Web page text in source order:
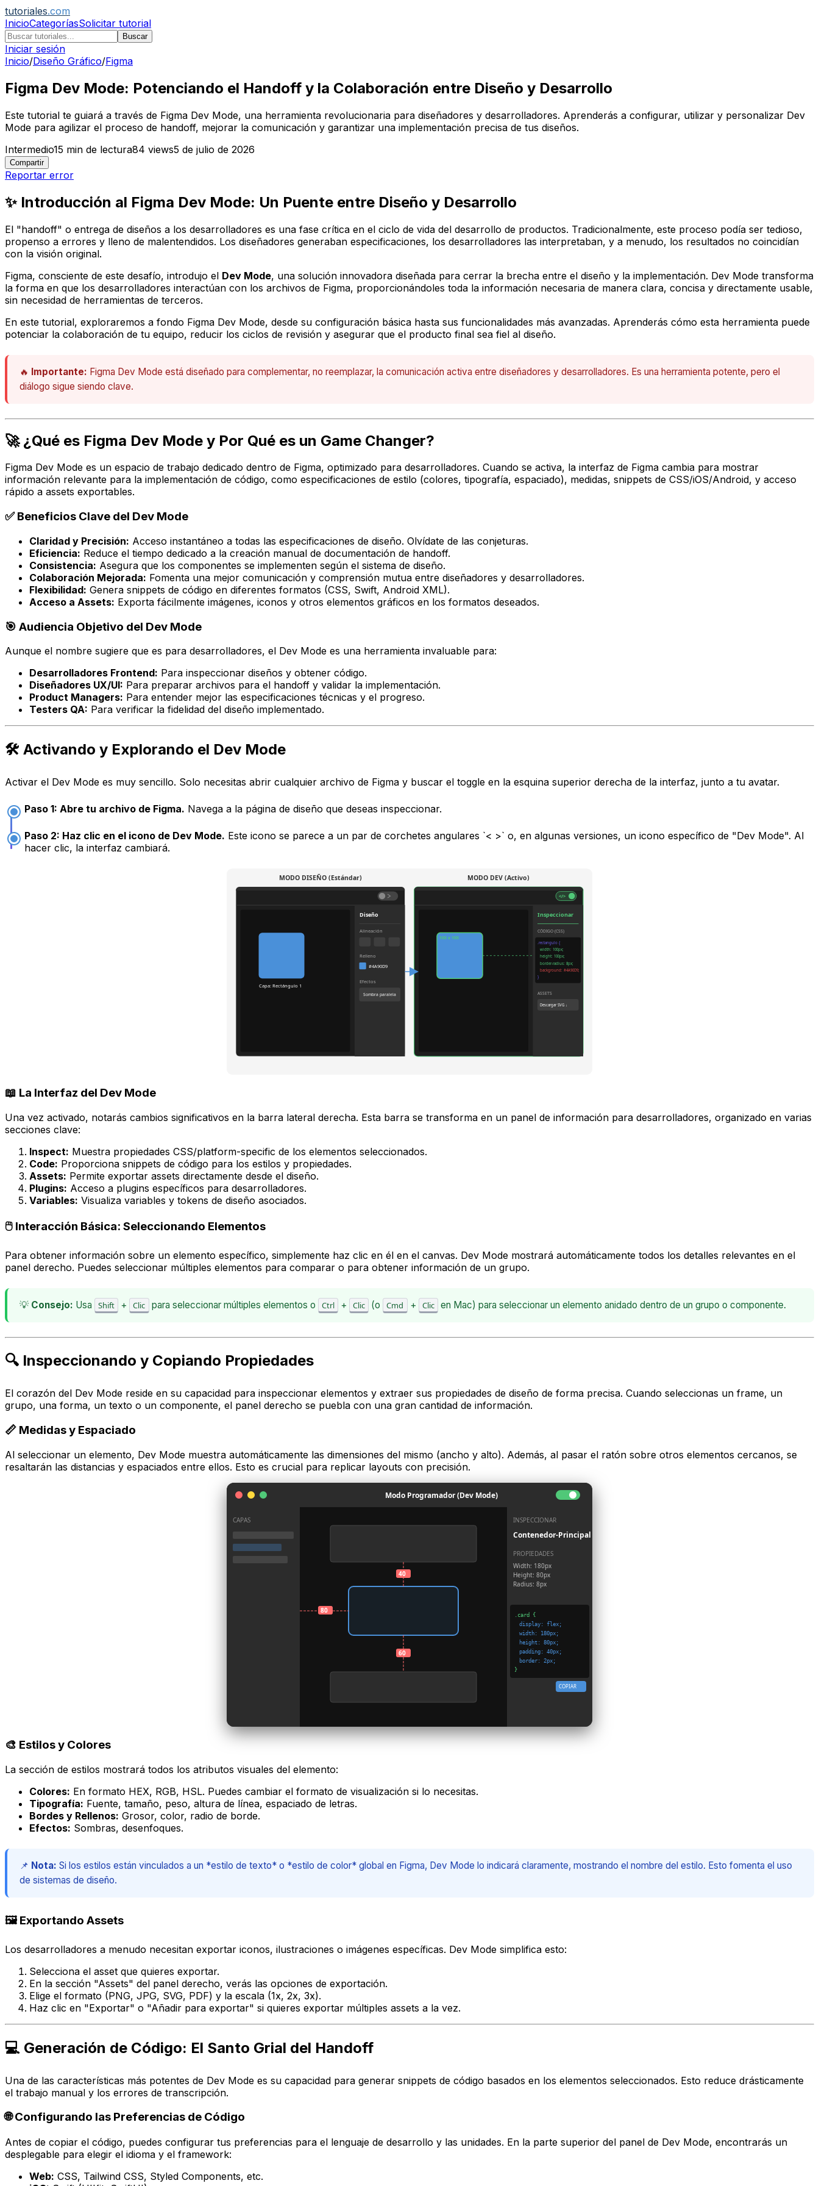
tutoriales.com
InicioCategoríasSolicitar tutorial
Buscar
Iniciar sesión
Inicio/Diseño Gráfico/Figma
Figma Dev Mode: Potenciando el Handoff y la Colaboración entre Diseño y Desarrollo
Este tutorial te guiará a través de Figma Dev Mode, una herramienta revolucionaria para diseñadores y desarrolladores. Aprenderás a configurar, utilizar y personalizar Dev
Mode para agilizar el proceso de handoff, mejorar la comunicación y garantizar una implementación precisa de tus diseños.
Intermedio15 min de lectura84 views5 de julio de 2026
Compartir
Reportar error
✨ Introducción al Figma Dev Mode: Un Puente entre Diseño y Desarrollo
El "handoff" o entrega de diseños a los desarrolladores es una fase crítica en el ciclo de vida del desarrollo de productos. Tradicionalmente, este proceso podía ser tedioso,
propenso a errores y lleno de malentendidos. Los diseñadores generaban especificaciones, los desarrolladores las interpretaban, y a menudo, los resultados no coincidían
con la visión original.
Figma, consciente de este desafío, introdujo el Dev Mode, una solución innovadora diseñada para cerrar la brecha entre el diseño y la implementación. Dev Mode transforma
la forma en que los desarrolladores interactúan con los archivos de Figma, proporcionándoles toda la información necesaria de manera clara, concisa y directamente usable,
sin necesidad de herramientas de terceros.
En este tutorial, exploraremos a fondo Figma Dev Mode, desde su configuración básica hasta sus funcionalidades más avanzadas. Aprenderás cómo esta herramienta puede
potenciar la colaboración de tu equipo, reducir los ciclos de revisión y asegurar que el producto final sea fiel al diseño.
🔥 Importante: Figma Dev Mode está diseñado para complementar, no reemplazar, la comunicación activa entre diseñadores y desarrolladores. Es una herramienta potente, pero el
diálogo sigue siendo clave.
🚀 ¿Qué es Figma Dev Mode y Por Qué es un Game Changer?
Figma Dev Mode es un espacio de trabajo dedicado dentro de Figma, optimizado para desarrolladores. Cuando se activa, la interfaz de Figma cambia para mostrar
información relevante para la implementación de código, como especificaciones de estilo (colores, tipografía, espaciado), medidas, snippets de CSS/iOS/Android, y acceso
rápido a assets exportables.
✅ Beneficios Clave del Dev Mode
Claridad y Precisión: Acceso instantáneo a todas las especificaciones de diseño. Olvídate de las conjeturas.
Eficiencia: Reduce el tiempo dedicado a la creación manual de documentación de handoff.
Consistencia: Asegura que los componentes se implementen según el sistema de diseño.
Colaboración Mejorada: Fomenta una mejor comunicación y comprensión mutua entre diseñadores y desarrolladores.
Flexibilidad: Genera snippets de código en diferentes formatos (CSS, Swift, Android XML).
Acceso a Assets: Exporta fácilmente imágenes, iconos y otros elementos gráficos en los formatos deseados.
🎯 Audiencia Objetivo del Dev Mode
Aunque el nombre sugiere que es para desarrolladores, el Dev Mode es una herramienta invaluable para:
Desarrolladores Frontend: Para inspeccionar diseños y obtener código.
Diseñadores UX/UI: Para preparar archivos para el handoff y validar la implementación.
Product Managers: Para entender mejor las especificaciones técnicas y el progreso.
Testers QA: Para verificar la fidelidad del diseño implementado.
🛠️ Activando y Explorando el Dev Mode
Activar el Dev Mode es muy sencillo. Solo necesitas abrir cualquier archivo de Figma y buscar el toggle en la esquina superior derecha de la interfaz, junto a tu avatar.
Paso 1: Abre tu archivo de Figma. Navega a la página de diseño que deseas inspeccionar.
Paso 2: Haz clic en el icono de Dev Mode. Este icono se parece a un par de corchetes angulares `< >` o, en algunas versiones, un icono específico de "Dev Mode". Al
hacer clic, la interfaz cambiará.
MODO DISEÑO (Estándar)
Capa: Rectángulo 1
Diseño
Alineación
Relleno
#4A90D9
Efectos
Sombra paralela
MODO DEV (Activo)
</>
100 x 100
Inspeccionar
CÓDIGO (CSS)
.rectangulo {
width: 100px;
height: 100px;
border-radius: 8px;
background: #4A90D9;
}
ASSETS
Descargar SVG ↓
📖 La Interfaz del Dev Mode
Una vez activado, notarás cambios significativos en la barra lateral derecha. Esta barra se transforma en un panel de información para desarrolladores, organizado en varias
secciones clave:
Inspect: Muestra propiedades CSS/platform-specific de los elementos seleccionados.
Code: Proporciona snippets de código para los estilos y propiedades.
Assets: Permite exportar assets directamente desde el diseño.
Plugins: Acceso a plugins específicos para desarrolladores.
Variables: Visualiza variables y tokens de diseño asociados.
🖱️ Interacción Básica: Seleccionando Elementos
Para obtener información sobre un elemento específico, simplemente haz clic en él en el canvas. Dev Mode mostrará automáticamente todos los detalles relevantes en el
panel derecho. Puedes seleccionar múltiples elementos para comparar o para obtener información de un grupo.
💡 Consejo: Usa Shift + Clic para seleccionar múltiples elementos o Ctrl + Clic (o Cmd + Clic en Mac) para seleccionar un elemento anidado dentro de un grupo o componente.
🔍 Inspeccionando y Copiando Propiedades
El corazón del Dev Mode reside en su capacidad para inspeccionar elementos y extraer sus propiedades de diseño de forma precisa. Cuando seleccionas un frame, un
grupo, una forma, un texto o un componente, el panel derecho se puebla con una gran cantidad de información.
📏 Medidas y Espaciado
Al seleccionar un elemento, Dev Mode muestra automáticamente las dimensiones del mismo (ancho y alto). Además, al pasar el ratón sobre otros elementos cercanos, se
resaltarán las distancias y espaciados entre ellos. Esto es crucial para replicar layouts con precisión.
Modo Programador (Dev Mode)
CAPAS
40
60
80
INSPECCIONAR
Contenedor-Principal
PROPIEDADES
Width: 180px
Height: 80px
Radius: 8px
.card {
display: flex;
width: 180px;
height: 80px;
padding: 40px;
border: 2px;
}
COPIAR
🎨 Estilos y Colores
La sección de estilos mostrará todos los atributos visuales del elemento:
Colores: En formato HEX, RGB, HSL. Puedes cambiar el formato de visualización si lo necesitas.
Tipografía: Fuente, tamaño, peso, altura de línea, espaciado de letras.
Bordes y Rellenos: Grosor, color, radio de borde.
Efectos: Sombras, desenfoques.
📌 Nota: Si los estilos están vinculados a un *estilo de texto* o *estilo de color* global en Figma, Dev Mode lo indicará claramente, mostrando el nombre del estilo. Esto fomenta el uso
de sistemas de diseño.
🖼️ Exportando Assets
Los desarrolladores a menudo necesitan exportar iconos, ilustraciones o imágenes específicas. Dev Mode simplifica esto:
Selecciona el asset que quieres exportar.
En la sección "Assets" del panel derecho, verás las opciones de exportación.
Elige el formato (PNG, JPG, SVG, PDF) y la escala (1x, 2x, 3x).
Haz clic en "Exportar" o "Añadir para exportar" si quieres exportar múltiples assets a la vez.
💻 Generación de Código: El Santo Grial del Handoff
Una de las características más potentes de Dev Mode es su capacidad para generar snippets de código basados en los elementos seleccionados. Esto reduce drásticamente
el trabajo manual y los errores de transcripción.
🌐 Configurando las Preferencias de Código
Antes de copiar el código, puedes configurar tus preferencias para el lenguaje de desarrollo y las unidades. En la parte superior del panel de Dev Mode, encontrarás un
desplegable para elegir el idioma y el framework:
Web: CSS, Tailwind CSS, Styled Components, etc.